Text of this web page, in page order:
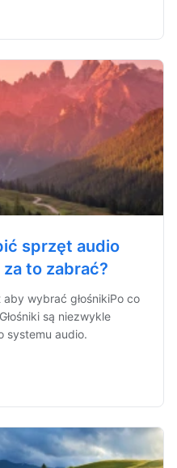
sprzęt audio
to zabrać?
wybrać głośnikiPo co
są niezwykle
systemu audio.